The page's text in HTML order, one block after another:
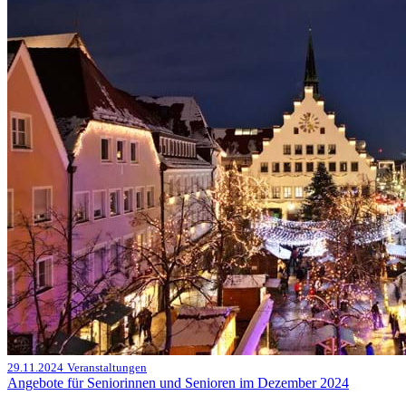
29.11.2024 Veranstaltungen
Angebote für Seniorinnen und Senioren im Dezember 2024